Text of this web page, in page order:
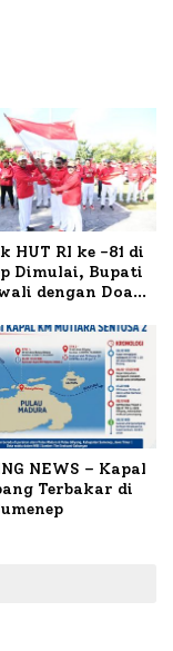
HUT RI ke -81 di
Dimulai, Bupati
dengan Doa
NEWS – Kapal
Terbakar di